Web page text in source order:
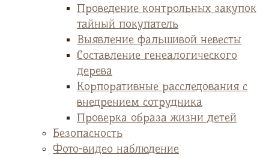
Проведение контрольных закупок
тайный покупатель
Выявление фальшивой невесты
Cоставление генеалогического
дерева
Корпоративные расследования с
внедрением сотрудника
Проверка образа жизни детей
Безопасность
Фото-видео наблюдение